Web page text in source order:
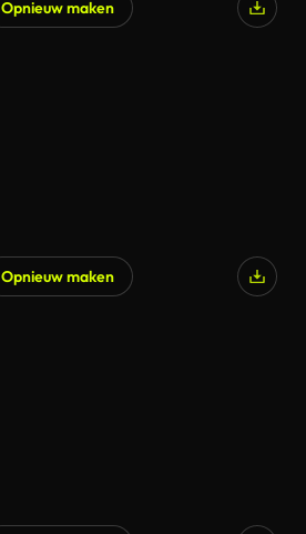
Opnieuw maken
Opnieuw maken